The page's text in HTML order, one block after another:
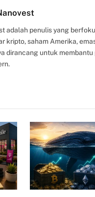
adalah penulis yang
kripto, saham Amerika,
dirancang untuk